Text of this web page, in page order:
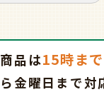
品は15時まで
金曜日まで対